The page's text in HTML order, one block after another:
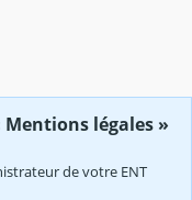
légales »
de votre ENT